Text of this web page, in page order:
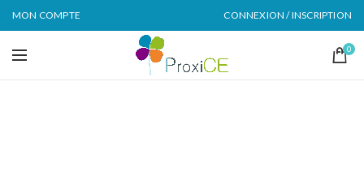
MON COMPTE CONNEXION / INSCRIPTION
0